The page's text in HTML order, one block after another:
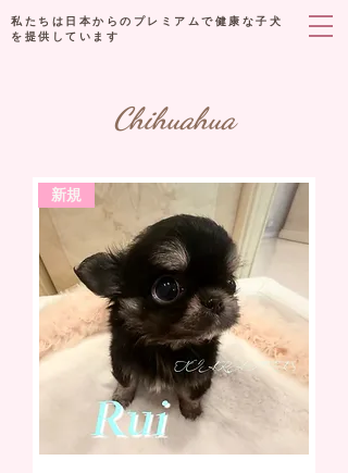
私たちは日本からのプレミアムで健康な子犬
を提供しています
Chihuahua
新規